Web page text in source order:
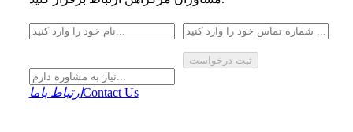
ثبت درخواست
ارتباط باماContact Us